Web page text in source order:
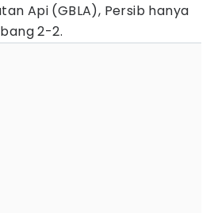
Api (GBLA), Persib hanya
2-2.